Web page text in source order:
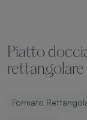
Piatto
Formato